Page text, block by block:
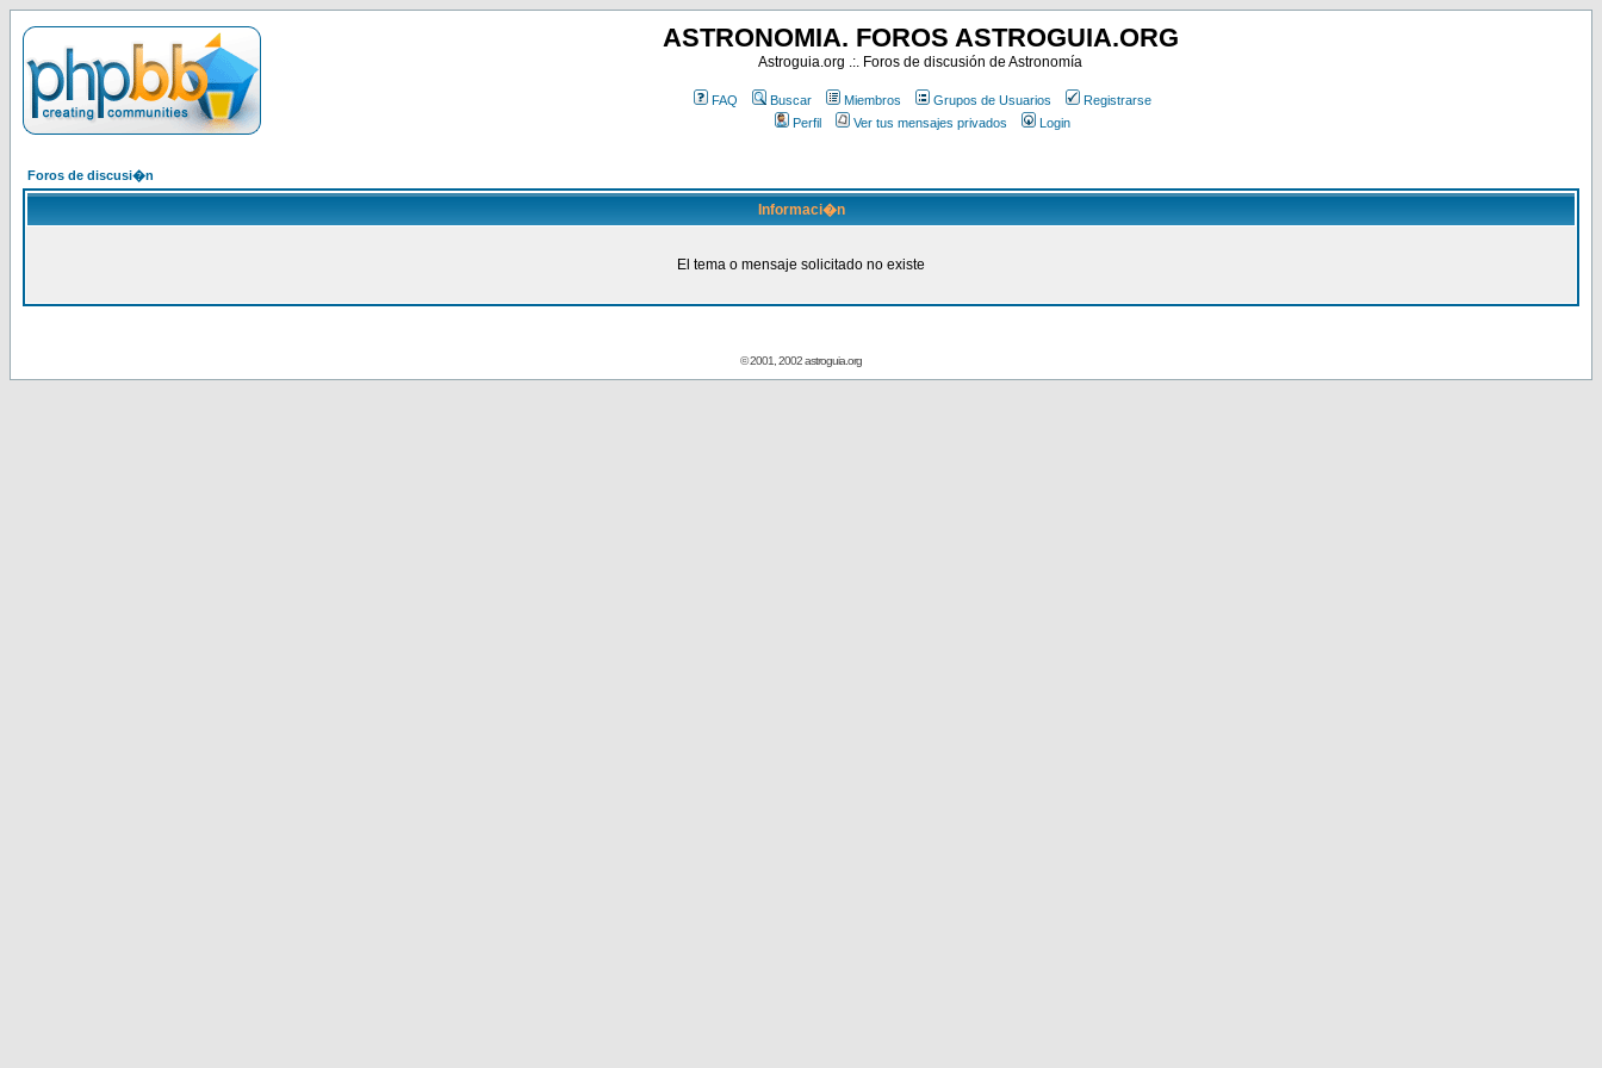
ASTRONOMIA. FOROS ASTROGUIA.ORG
Astroguia.org .:. Foros de discusión de Astronomía
FAQ Buscar Miembros Grupos de Usuarios
Registrarse
Perfil
Ver tus mensajes privados Login
Foros de discusi�n
Informaci�n
El tema o mensaje solicitado no existe
© 2001, 2002 astroguia.org